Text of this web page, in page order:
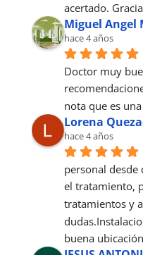
acertado.
Miguel Angel
hace 4 años
Doctor muy
nota que es
Lorena
hace 4 años
personal desde
el tratamiento,
tratamientos y
buena